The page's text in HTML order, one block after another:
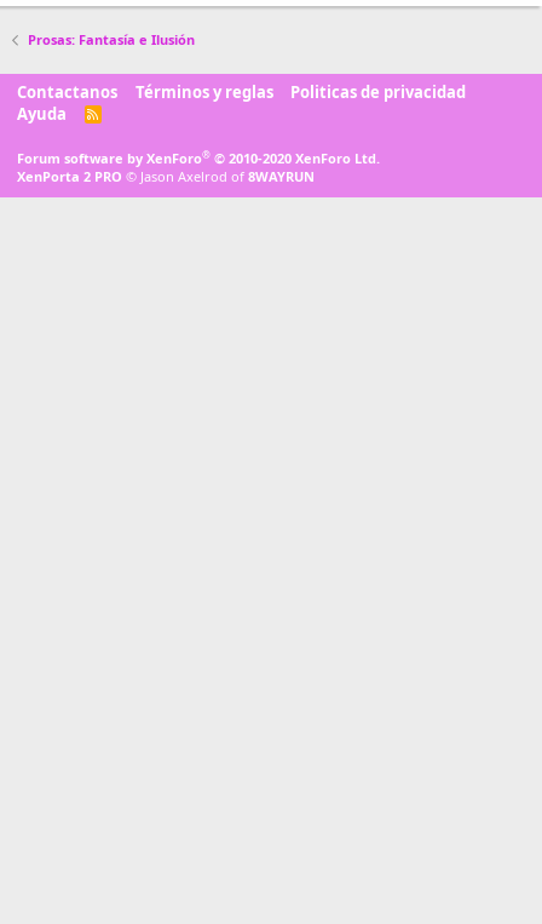
Prosas: Fantasía e Ilusión
Contactanos Términos y reglas
Politicas de privacidad
Ayuda
R
Forum software by XenForo® © 2010-2020 XenForo Ltd.
XenPorta 2 PRO © Jason Axelrod of 8WAYRUN